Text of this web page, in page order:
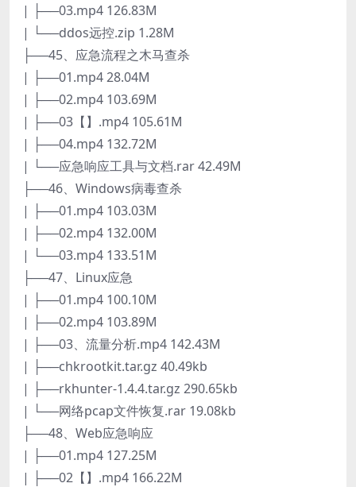
| ├──03.mp4 126.83M
| └──ddos远控.zip 1.28M
├──45、应急流程之木马查杀
| ├──01.mp4 28.04M
| ├──02.mp4 103.69M
| ├──03【】.mp4 105.61M
| ├──04.mp4 132.72M
| └──应急响应工具与文档.rar 42.49M
├──46、Windows病毒查杀
| ├──01.mp4 103.03M
| ├──02.mp4 132.00M
| └──03.mp4 133.51M
├──47、Linux应急
| ├──01.mp4 100.10M
| ├──02.mp4 103.89M
| ├──03、流量分析.mp4 142.43M
| ├──chkrootkit.tar.gz 40.49kb
| ├──rkhunter-1.4.4.tar.gz 290.65kb
| └──网络pcap文件恢复.rar 19.08kb
├──48、Web应急响应
| ├──01.mp4 127.25M
| ├──02【】.mp4 166.22M